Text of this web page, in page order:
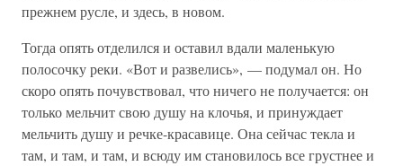
прежнем русле, и здесь, в новом.
Тогда опять отделился и оставил вдали маленькую
полосочку реки. «Вот и развелись», — подумал он. Но
скоро опять почувствовал, что ничего не получается: он
только мельчит свою душу на клочья, и принуждает
мельчить душу и речке-красавице. Она сейчас текла и
там, и там, и там, и всюду им становилось все грустнее и